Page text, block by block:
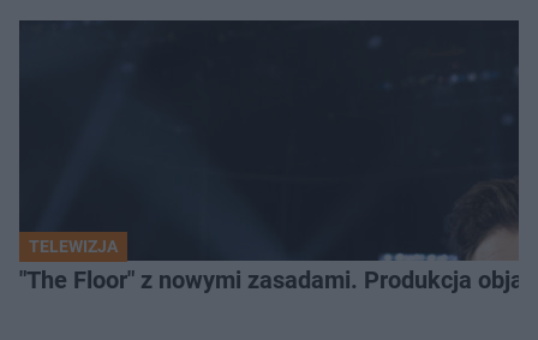
TELEWIZJA
"The Floor" z nowymi zasadami. Produkcja